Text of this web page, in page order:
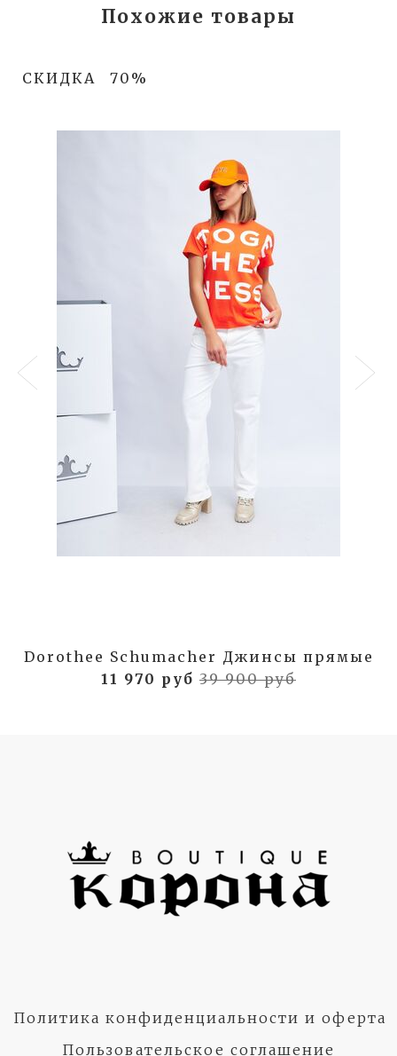
Похожие товары
СКИДКА 70%
Dorothee Schumacher Джинсы прямые
11 970 руб 39 900 руб
Политика конфиденциальности и оферта
Пользовательское соглашение